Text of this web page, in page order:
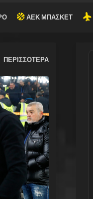
ΑΕΚ ΜΠΑΣΚΕΤ
ΠΕΡΙΣΣΟΤΕΡΑ